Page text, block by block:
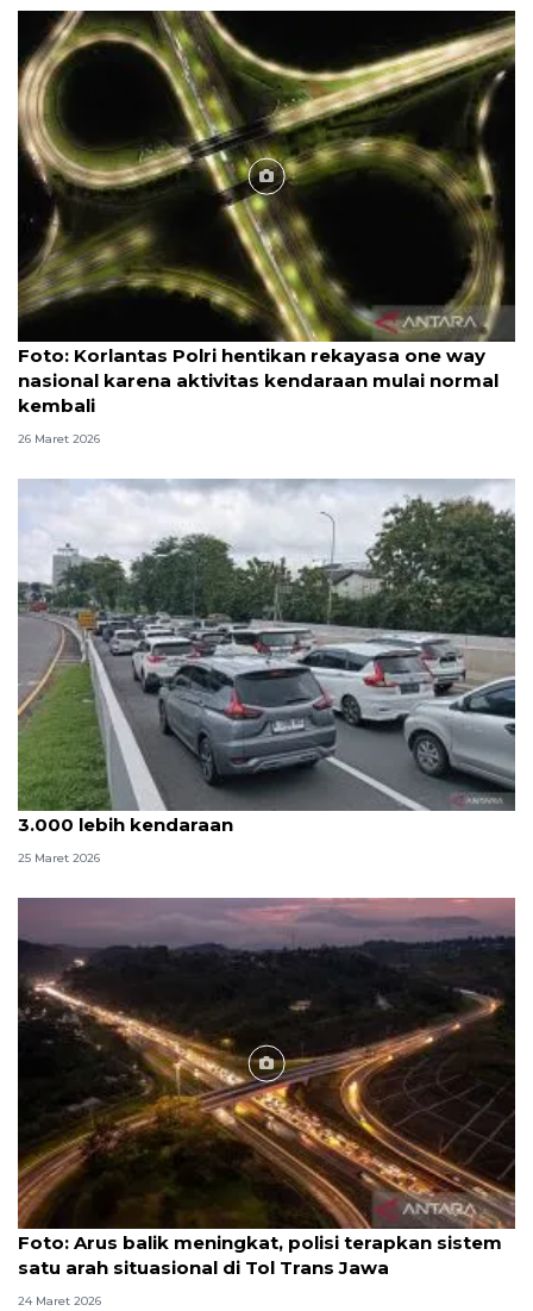
Foto: Korlantas Polri hentikan rekayasa one way
nasional karena aktivitas kendaraan mulai normal
kembali
26 Maret 2026
Trafik arus balik di Kalilangkung Semarang masih
3.000 lebih kendaraan
25 Maret 2026
Foto
Foto: Arus balik meningkat, polisi terapkan sistem
satu arah situasional di Tol Trans Jawa
24 Maret 2026